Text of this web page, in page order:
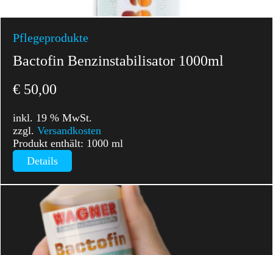
Pflegeprodukte
Bactofin Benzinstabilisator 1000ml
€ 50,00
inkl. 19 % MwSt.
zzgl.Versandkosten
Produkt enthält: 1000ml
Details